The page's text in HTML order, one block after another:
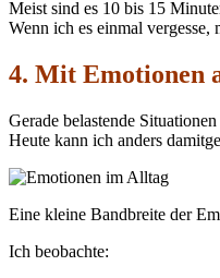
Meist sind es 10 bis 15
Wenn ich es einmal
4. Mit Emotionen
Gerade belastende
Heute kann ich anders
Eine kleine Bandbreite der
Ich beobachte: